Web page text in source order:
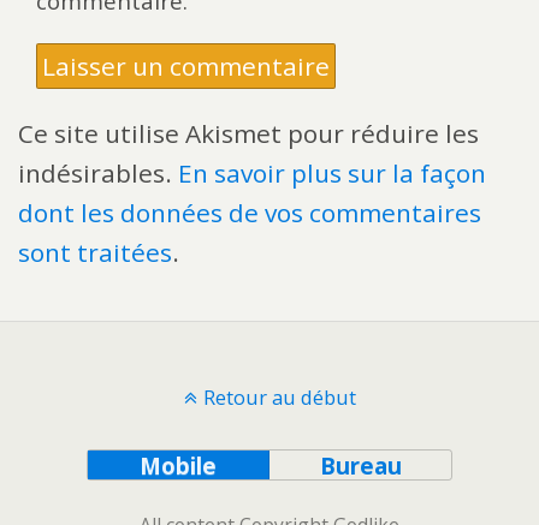
Ce site utilise Akismet pour réduire les
indésirables. En savoir plus sur la façon
dont les données de vos commentaires
sont traitées.
Retour au début
Mobile Bureau